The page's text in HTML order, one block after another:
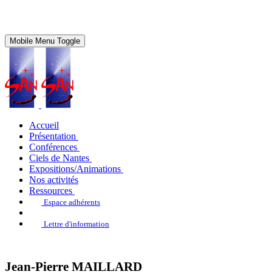
Mobile Menu Toggle
Accueil
Présentation
Conférences
Ciels de Nantes
Expositions/Animations
Nos activités
Ressources
Espace adhérents
Lettre d'information
Jean-Pierre MAILLARD